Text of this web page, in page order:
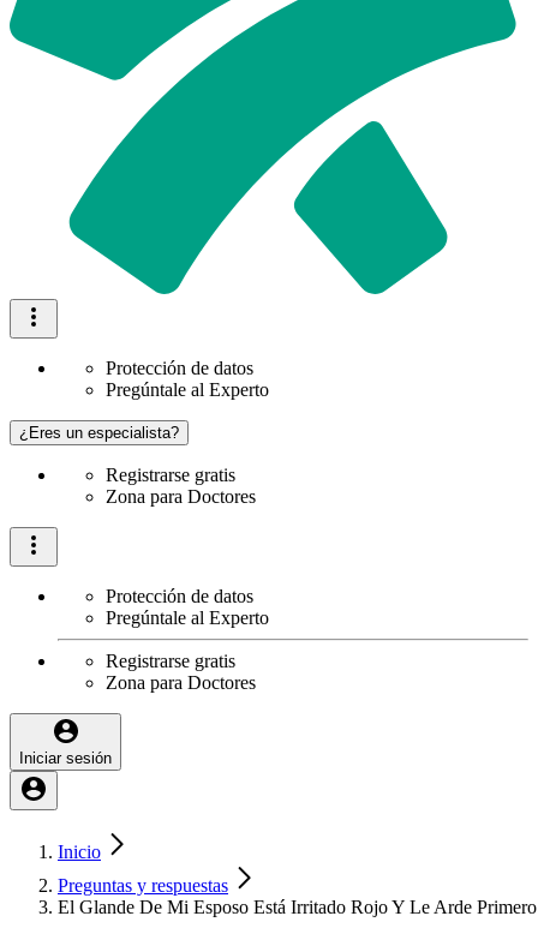
Protección de datos
Pregúntale al Experto
¿Eres un especialista?
Registrarse gratis
Zona para Doctores
Protección de datos
Pregúntale al Experto
Registrarse gratis
Zona para Doctores
Iniciar sesión
Inicio
Preguntas y respuestas
El Glande De Mi Esposo Está Irritado Rojo Y Le Arde